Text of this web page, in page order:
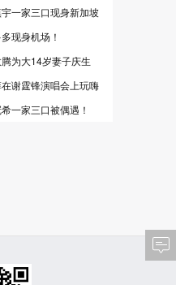
一家三口现身新加坡
现身机场！
为大14岁妻子庆生
谢霆锋演唱会上玩嗨
一家三口被偶遇！